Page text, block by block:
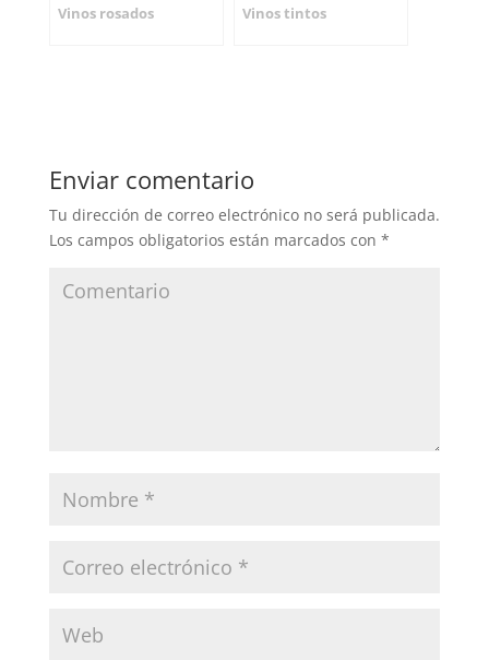
Vinos rosados Vinos tintos
Enviar comentario
Tu dirección de correo electrónico no será publicada.
Los campos obligatorios están marcados con *